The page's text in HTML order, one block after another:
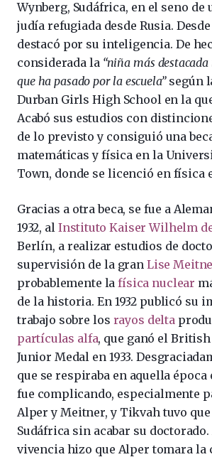
Wynberg, Sudáfrica, en el seno de
judía refugiada desde Rusia.
destacó por su inteligencia. De
considerada la “niña más
que ha pasado por la escuela”según
Durban Girls High School en la
Acabó sus estudios con
de lo previsto y consiguió una
matemáticas y física en la
Town, donde se licenció en física
Gracias a otra beca, se fue a
1932, al Instituto Kaiser Wilhelm
Berlín, a realizar estudios de
supervisión de la granLise
probablemente lafísica nuclear
de la historia. En 1932 publicó su
trabajo sobre los rayos delta
partículas alfa, que ganó el
Junior Medal en 1933.
que se respiraba en aquella época
fue complicando, especialmente
Alper y Meitner, y Tikvah tuvo
Sudáfrica sin acabar su
vivencia hizo que Alper tomara la